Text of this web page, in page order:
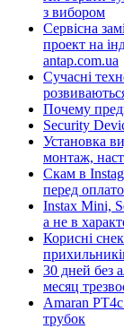
з вибором
Сервісна
проект на
antap.com.ua
Сучасні
Почему
Security
Установка
монтаж,
Скам в
перед
Instax Mini,
а не в
Корисні
30 дней без
месяц
Amaran
трубок